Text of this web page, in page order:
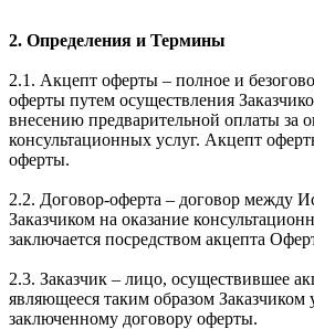
2. Определения и Термины
2.1. Акцепт оферты – полное и
оферты путем осуществления
внесению предварительной оплаты за
консультационных услуг. Акцепт
оферты.
2.2. Договор-оферта – договор между
Заказчиком на оказание
заключается посредством акцепта
2.3. Заказчик – лицо, осуществившее
являющееся таким образом Заказчиком
заключенному договору оферты.